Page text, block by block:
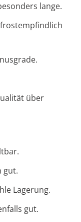
lange.
über
gut.
Lagerung.
gut.